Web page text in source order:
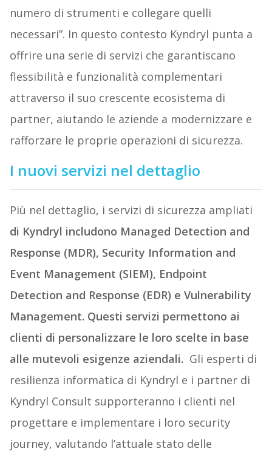
numero di strumenti e collegare quelli
necessari”. In questo contesto Kyndryl punta a
offrire una serie di servizi che garantiscano
flessibilità e funzionalità complementari
attraverso il suo crescente ecosistema di
partner, aiutando le aziende a modernizzare e
rafforzare le proprie operazioni di sicurezza.
I nuovi servizi nel dettaglio
Più nel dettaglio, i servizi di sicurezza ampliati
di Kyndryl includono Managed Detection and
Response (MDR), Security Information and
Event Management (SIEM), Endpoint
Detection and Response (EDR) e Vulnerability
Management. Questi servizi permettono ai
clienti di personalizzare le loro scelte in base
alle mutevoli esigenze aziendali. Gli esperti di
resilienza informatica di Kyndryl e i partner di
Kyndryl Consult supporteranno i clienti nel
progettare e implementare i loro security
journey, valutando l’attuale stato delle